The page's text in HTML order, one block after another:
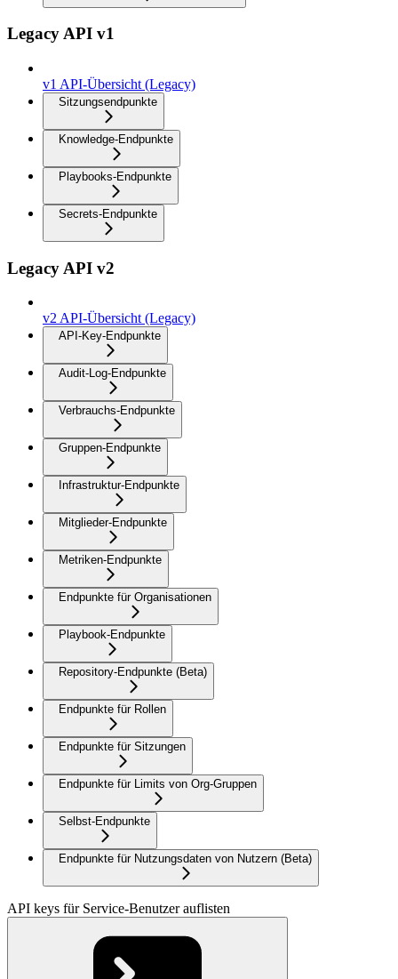
Legacy API v1
v1 API-Übersicht (Legacy)
Sitzungsendpunkte
Knowledge-Endpunkte
Playbooks-Endpunkte
Secrets-Endpunkte
Legacy API v2
v2 API-Übersicht (Legacy)
API-Key-Endpunkte
Audit-Log-Endpunkte
Verbrauchs-Endpunkte
Gruppen-Endpunkte
Infrastruktur-Endpunkte
Mitglieder-Endpunkte
Metriken-Endpunkte
Endpunkte für Organisationen
Playbook-Endpunkte
Repository-Endpunkte (Beta)
Endpunkte für Rollen
Endpunkte für Sitzungen
Endpunkte für Limits von Org-Gruppen
Selbst-Endpunkte
Endpunkte für Nutzungsdaten von Nutzern (Beta)
API keys für Service-Benutzer auflisten